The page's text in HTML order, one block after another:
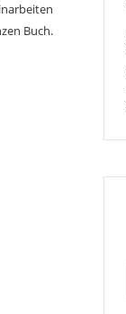
Buch.